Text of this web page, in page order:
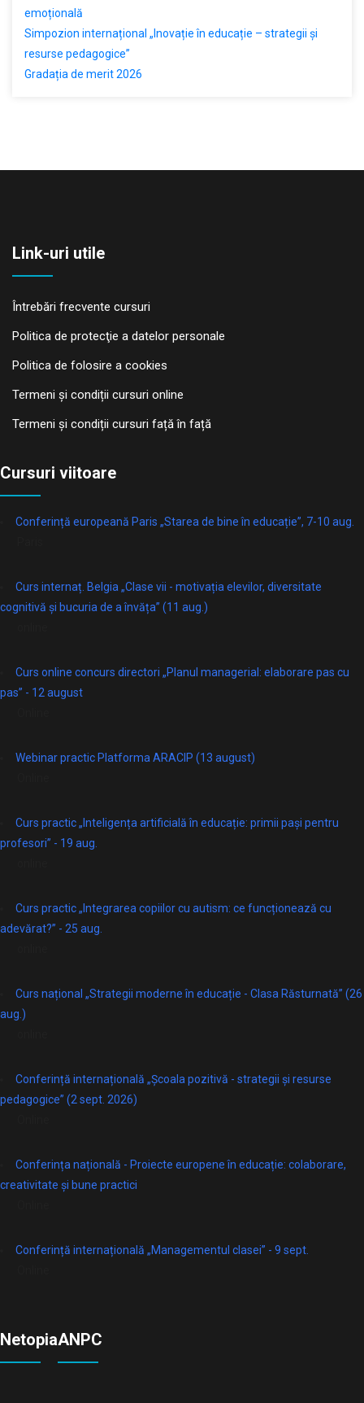
emoțională
Simpozion internațional „Inovație în educație – strategii și
resurse pedagogice”
Gradația de merit 2026
Link-uri utile
Întrebări frecvente cursuri
Politica de protecţie a datelor personale
Politica de folosire a cookies
Termeni și condiții cursuri online
Termeni și condiții cursuri față în față
Cursuri viitoare
Conferință europeană Paris „Starea de bine în educație”, 7-10 aug.
Curs internaț. Belgia „Clase vii - motivația elevilor, diversitate
cognitivă și bucuria de a învăța” (11 aug.)
Curs online concurs directori „Planul managerial: elaborare pas cu
pas” - 12 august
Webinar practic Platforma ARACIP (13 august)
Curs practic „Inteligența artificială în educație: primii pași pentru
profesori” - 19 aug.
Curs practic „Integrarea copiilor cu autism: ce funcționează cu
adevărat?” - 25 aug.
Curs național „Strategii moderne în educație - Clasa Răsturnată” (26
aug.)
Conferință internațională „Școala pozitivă - strategii și resurse
pedagogice” (2 sept. 2026)
Conferința națională - Proiecte europene în educație: colaborare,
creativitate și bune practici
Conferință internațională „Managementul clasei” - 9 sept.
NetopiaANPC